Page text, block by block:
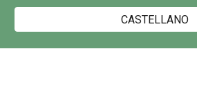
CASTELLANO